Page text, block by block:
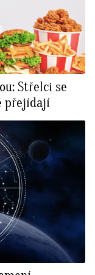
Střelci se
přejídají